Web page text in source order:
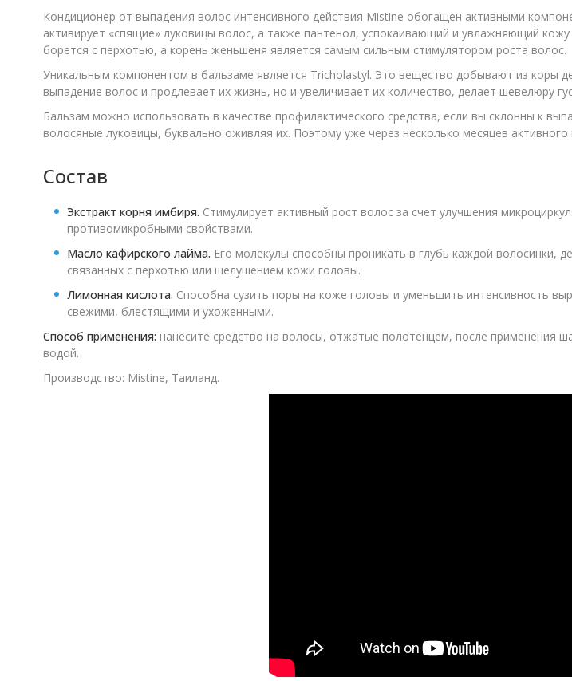
Кондиционер от выпадения волос интенсивного действия Mistine обогащен активными
активирует «спящие» луковицы волос, а также пантенол, успокаивающий и увлажняющий
борется с перхотью, а корень женьшеня является самым сильным стимулятором роста волос.
Уникальным компонентом в бальзаме является Tricholastyl. Это вещество добывают из коры
выпадение волос и продлевает их жизнь, но и увеличивает их количество, делает шевелюру
Бальзам можно использовать в качестве профилактического средства, если вы склонны к
волосяные луковицы, буквально оживляя их. Поэтому уже через несколько месяцев
Состав
Экстракт корня имбиря. Стимулирует активный рост волос за счет улучшения
противомикробными свойствами.
Масло кафирского лайма. Его молекулы способны проникать в глубь каждой волосинки,
связанных с перхотью или шелушением кожи головы.
Лимонная кислота. Способна сузить поры на коже головы и уменьшить интенсивность
свежими, блестящими и ухоженными.
Способ применения: нанесите средство на волосы, отжатые полотенцем, после применения
водой.
Производство: Mistine, Таиланд.